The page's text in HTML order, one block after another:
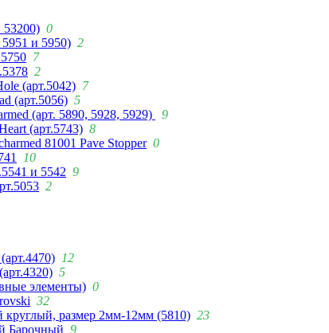
53200) 0
5951 и 5950) 2
7
2
(арт.5042) 7
(арт.5056) 5
(арт. 5890, 5928, 5929)
9
(арт.5743) 8
81001 Pave Stopper 0
10
и 5542 9
2
12
5
элементы) 0
32
круглый, размер 2мм-12мм (5810) 23
Барочный 9